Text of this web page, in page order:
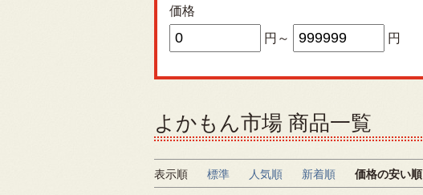
価格
円～
円
よかもん市場 商品一覧
表示順 標準 人気順 新着順 価格の安い順